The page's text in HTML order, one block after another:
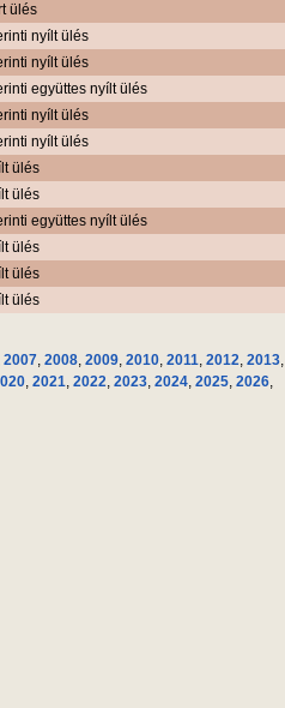
ülés
nyílt ülés
nyílt ülés
együttes nyílt ülés
nyílt ülés
nyílt ülés
ülés
ülés
együttes nyílt ülés
ülés
ülés
ülés
2007, 2008, 2009, 2010, 2011, 2012, 2013,
, 2021, 2022, 2023, 2024, 2025, 2026,